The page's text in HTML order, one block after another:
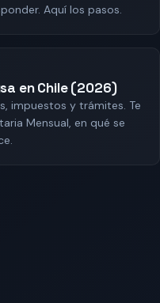
Aquí los pasos.
en Chile (2026)
impuestos y trámites. Te
Mensual, en qué se